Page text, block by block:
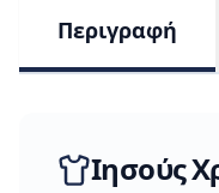
Περιγραφή
Ιησούς